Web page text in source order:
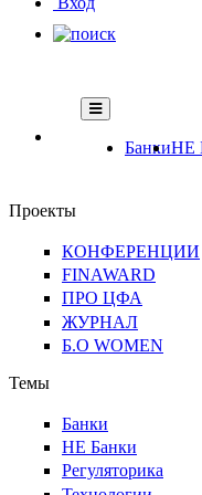
БанкиНЕ
Проекты
КОНФЕРЕНЦИИ
FINAWARD
ПРО ЦФА
ЖУРНАЛ
Б.О WOMEN
Темы
Банки
НЕ Банки
Регуляторика